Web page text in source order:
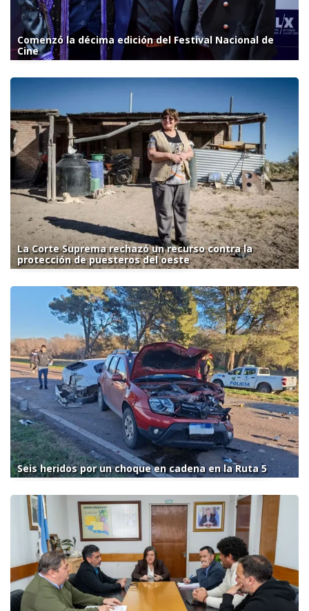
Comenzó la décima edición del Festival Nacional de
Cine
La Corte Suprema rechazó un recurso contra la
protección de puesteros del oeste
Seis heridos por un choque en cadena en la Ruta 5